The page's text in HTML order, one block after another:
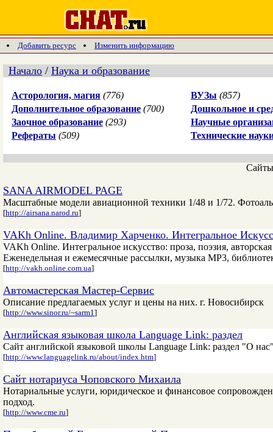
Добавить ресурс Изменить информацию
Начало / Наука и образование
Асторология, магия (776) ВУЗы (857)
Дополнительное образование (700)
Дошкольное и
Заочное образование (293)
Научные
Рефераты (509) Технические
SANA AIRMODEL PAGE
Масштабные модели авиационной техники 1/48 и 1/72.
[http://airsana.narod.ru]
VAKh Online. Владимир Харченко. Интегральное
VAKh Online. Интегральное искусство: проза, поэзия,
Еженедельная и ежемесячные рассылки, музыка MP3,
[http://vakh.online.com.ua]
Автомастерская Мастер-Сервис
Описание предлагаемых услуг и цены на них. г. Новосибирск
[http://www.sinor.ru/~sarm1]
Английская языковая школа Language Link: раздел
Сайт английской языковой школы Language Link: раздел "О
[http://www.languagelink.ru/about/index.htm]
Сайт нотариуса Чоповского Михаила
Нотариальные услуги, юридическое и финансовое
подход.
[http://www.cme.ru]